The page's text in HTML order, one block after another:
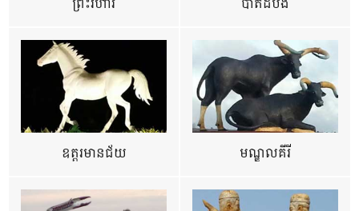
ឧត្ដរមានជ័យ មណ្ឌលគីរី